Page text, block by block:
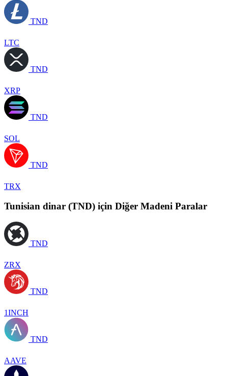
TND
LTC
TND
XRP
TND
SOL
TND
TRX
Tunisian dinar (TND) için Diğer Madeni Paralar
TND
ZRX
TND
1INCH
TND
AAVE